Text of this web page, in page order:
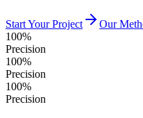
Start Your Project
Our
100%
Precision
100%
Precision
100%
Precision